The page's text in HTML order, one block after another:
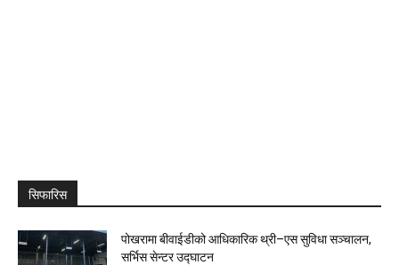
सिफारिस
पोखरामा बीवाईडीको आधिकारिक थ्री–एस सुविधा सञ्चालन,
सर्भिस सेन्टर उद्घाटन